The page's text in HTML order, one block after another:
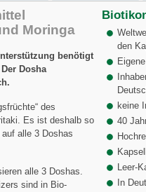
Moringa
benötigt
Dosha
des
Es ist deshalb so
alle 3 Doshas
alle 3 Doshas.
sind in Bio-
den
keine
40
Leer-
In